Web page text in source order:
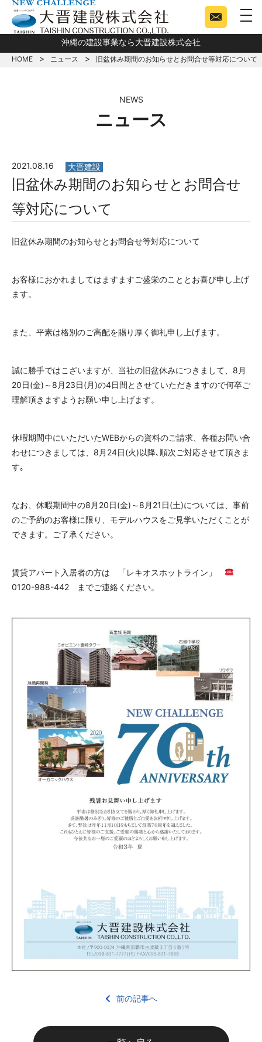
沖縄の建設事業なら大晋建設株式会社
HOME ニュース 旧盆休み期間のお知らせとお問合せ等対応について
NEWS
ニュース
2021.08.16 大晋建設
旧盆休み期間のお知らせとお問合せ
等対応について
旧盆休み期間のお知らせとお問合せ等対応について
お客様におかれましてはますますご盛栄のこととお喜び申し上げ
ます。
また、平素は格別のご高配を賜り厚く御礼申し上げます。
誠に勝手ではこざいますが、当社の旧盆休みにつきまして、8月
20日(金)～8月23日(月)の4日間とさせていただきますので何卒ご
理解頂きますようお願い申し上げます。
休暇期間中にいただいたWEBからの資料のご請求、各種お問い合
わせにつきましては、8月24日(火)以降､順次ご対応させて頂きま
す｡
なお、休暇期間中の8月20日(金)～8月21日(土)については、事前
のご予約のお客様に限り、モデルハウスをご見学いただくことが
できます。ご了承ください。
賃貸アパート入居者の方は 「レキオスホットライン」
0120-988-442 までご連絡ください。
前の記事へ